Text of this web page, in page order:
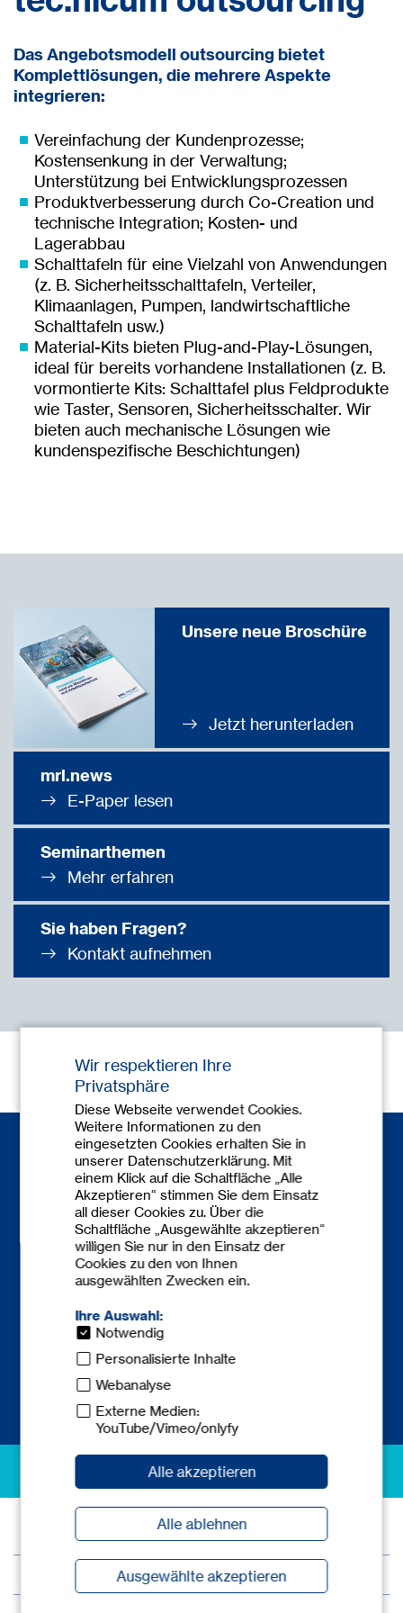
Das Angebotsmodell outsourcing bietet
Komplettlösungen, die mehrere Aspekte
integrieren:
Vereinfachung der Kundenprozesse;
Kostensenkung in der Verwaltung;
Unterstützung bei Entwicklungsprozessen
Produktverbesserung durch Co-Creation und
technische Integration; Kosten- und
Lagerabbau
Schalttafeln für eine Vielzahl von Anwendungen
(z. B. Sicherheitsschalttafeln, Verteiler,
Klimaanlagen, Pumpen, landwirtschaftliche
Schalttafeln usw.)
Material-Kits bieten Plug-and-Play-Lösungen,
ideal für bereits vorhandene Installationen (z. B.
vormontierte Kits: Schalttafel plus Feldprodukte
wie Taster, Sensoren, Sicherheitsschalter. Wir
bieten auch mechanische Lösungen wie
kundenspezifische Beschichtungen)
Unsere neue Broschüre
Jetzt herunterladen
mrl.news
E-Paper lesen
Seminarthemen
Mehr erfahren
Sie haben Fragen?
Kontakt aufnehmen
Kontakt
Telefon:+49 6841 77780-0
Telefax: +49 6841 77780-59
excellence in safety
© 2026 tec.nicum
Impressum
Wir respektieren Ihre
Privatsphäre
Diese Webseite verwendet Cookies.
Weitere Informationen zu den
eingesetzten Cookies erhalten Sie in
unserer Datenschutzerklärung. Mit
einem Klick auf die Schaltfläche „Alle
Akzeptieren“ stimmen Sie dem Einsatz
all dieser Cookies zu. Über die
Schaltfläche „Ausgewählte akzeptieren“
willigen Sie nur in den Einsatz der
Cookies zu den von Ihnen
ausgewählten Zwecken ein.
Ihre Auswahl:
Notwendig
Personalisierte Inhalte
Webanalyse
Externe Medien:
YouTube/Vimeo/onlyfy
Alle akzeptieren
Alle ablehnen
Ausgewählte akzeptieren